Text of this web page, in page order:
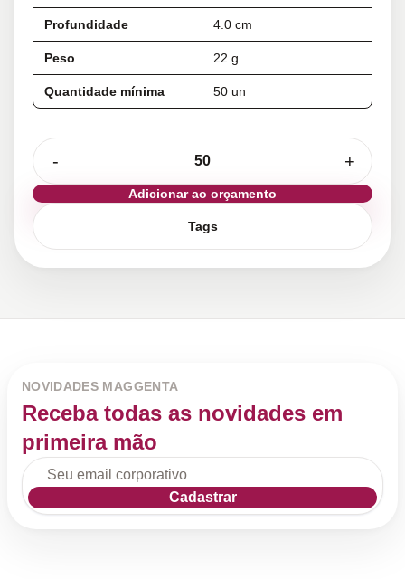
Profundidade 4.0 cm
Peso 22 g
Quantidade mínima 50 un
- +
Adicionar ao orçamento
Tags
NOVIDADES MAGGENTA
Receba todas as novidades em
primeira mão
Cadastrar